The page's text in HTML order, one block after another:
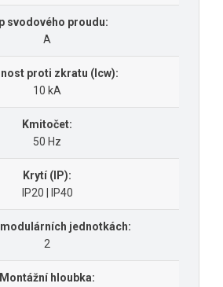
svodového proudu:
A
proti zkratu (Icw):
10 kA
Kmitočet:
50 Hz
Krytí (IP):
IP20 | IP40
jednotkách:
2
Montážní hloubka: